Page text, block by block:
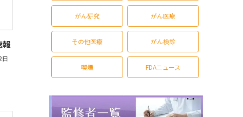
報
日
がん研究 がん医療
その他医療 がん検診
喫煙 FDAニュース